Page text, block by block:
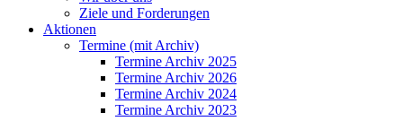
Ziele und Forderungen
Aktionen
Termine (mit Archiv)
Termine Archiv 2025
Termine Archiv 2026
Termine Archiv 2024
Termine Archiv 2023